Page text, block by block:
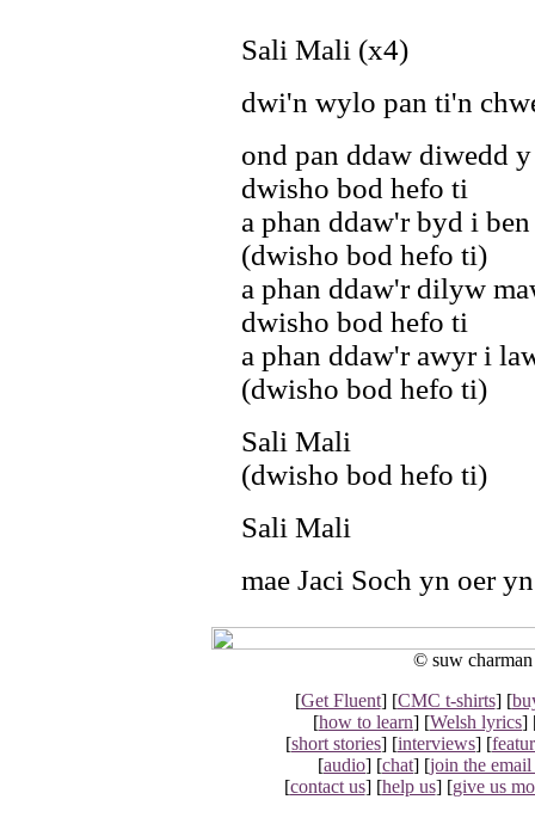
Sali Mali (x4)
dwi'n wylo pan ti'n
ond pan ddaw diwedd
dwisho bod hefo ti
a phan ddaw'r byd i ben
(dwisho bod hefo ti)
a phan ddaw'r dilyw
dwisho bod hefo ti
a phan ddaw'r awyr i
(dwisho bod hefo ti)
Sali Mali
(dwisho bod hefo ti)
Sali Mali
mae Jaci Soch yn oer
© suw charman
[Get Fluent] [CMC t-shirts] [
[how to learn] [Welsh lyrics]
[short stories] [interviews] [
[audio] [chat] [join the
[contact us] [help us] [give us